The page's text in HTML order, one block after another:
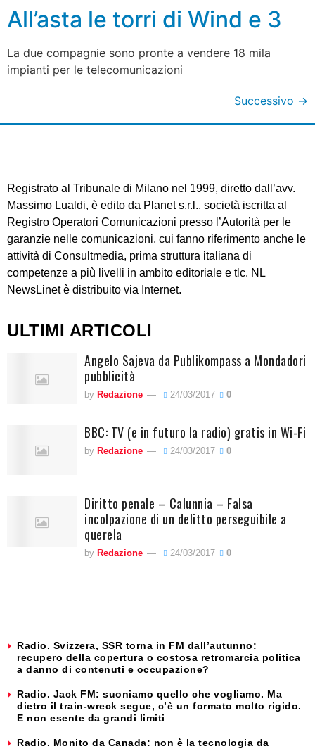
All’asta le torri di Wind e 3
La due compagnie sono pronte a vendere 18 mila
impianti per le telecomunicazioni
Successivo →
Registrato al Tribunale di Milano nel 1999, diretto dall’avv.
Massimo Lualdi, è edito da Planet s.r.l., società iscritta al
Registro Operatori Comunicazioni presso l’Autorità per le
garanzie nelle comunicazioni, cui fanno riferimento anche le
attività di Consultmedia, prima struttura italiana di
competenze a più livelli in ambito editoriale e tlc. NL
NewsLinet è distribuito via Internet.
ULTIMI ARTICOLI
Angelo Sajeva da Publikompass a Mondadori
pubblicità
by Redazione 24/03/2017 0
BBC: TV (e in futuro la radio) gratis in Wi-Fi
by Redazione 24/03/2017 0
Diritto penale – Calunnia – Falsa
incolpazione di un delitto perseguibile a
querela
by Redazione 24/03/2017 0
Radio. Svizzera, SSR torna in FM dall’autunno:
recupero della copertura o costosa retromarcia politica
a danno di contenuti e occupazione?
Radio. Jack FM: suoniamo quello che vogliamo. Ma
dietro il train-wreck segue, c’è un formato molto rigido.
E non esente da grandi limiti
Radio. Monito da Canada: non è la tecnologia da